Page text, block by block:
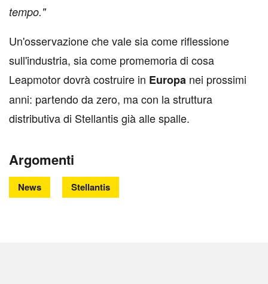
tempo."
Un'osservazione che vale sia come riflessione
sull'industria, sia come promemoria di cosa
Leapmotor dovrà costruire in Europa nei prossimi
anni: partendo da zero, ma con la struttura
distributiva di Stellantis già alle spalle.
Argomenti
News Stellantis